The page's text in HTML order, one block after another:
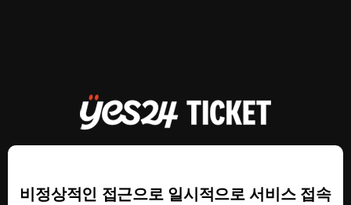
비정상적인 접근으로 일시적으로 서비스 접속